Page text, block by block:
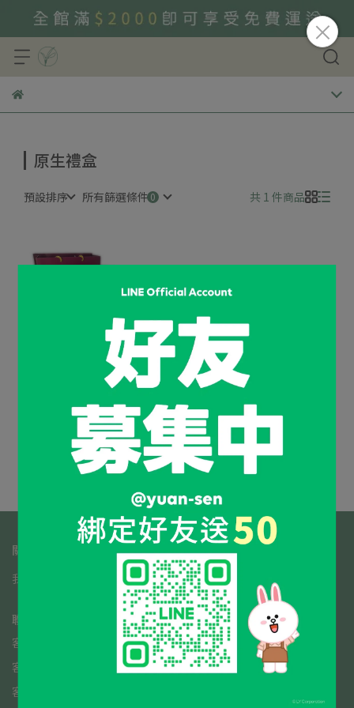
原生禮盒
預設排序 所有篩選條件 共 1 件商品
◎蜜香入喉 ◎烏龍悠長
原生蜜香紅烏龍禮盒
NT$1,200
加入購物車
關於我們
我的帳戶 隱私政策 服務條款
聯絡資訊
客服專線：0800-385-858
客服傳真：089-571667
客服時間：08:30-17:30